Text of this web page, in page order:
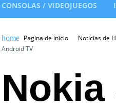
CONSOLAS / VIDEOJUEGOS
Pagina de inicio Noticias de
Android TV
Nokia